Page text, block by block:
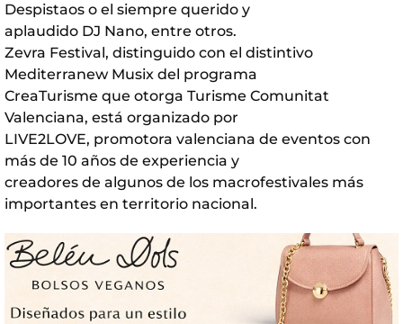
Despistaos o el siempre querido y
aplaudido DJ Nano, entre otros.
Zevra Festival, distinguido con el distintivo
Mediterranew Musix del programa
CreaTurisme que otorga Turisme Comunitat
Valenciana, está organizado por
LIVE2LOVE, promotora valenciana de eventos con
más de 10 años de experiencia y
creadores de algunos de los macrofestivales más
importantes en territorio nacional.